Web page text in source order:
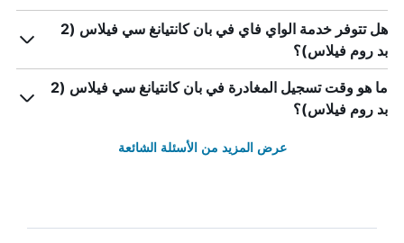
هل تتوفر خدمة الواي فاي في بان كانتيانغ سي فيلاس (2
بد روم فيلاس)؟
ما هو وقت تسجيل المغادرة في بان كانتيانغ سي فيلاس (2
بد روم فيلاس)؟
عرض المزيد من الأسئلة الشائعة